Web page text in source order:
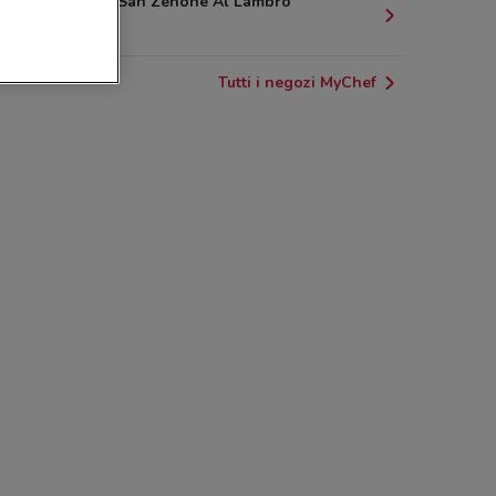
Tutti i negozi MyChef